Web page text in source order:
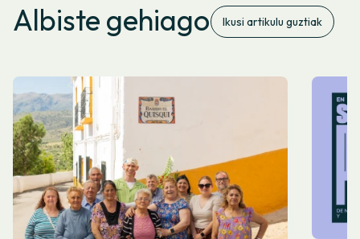
Albiste gehiago Ikusi artikulu guztiak